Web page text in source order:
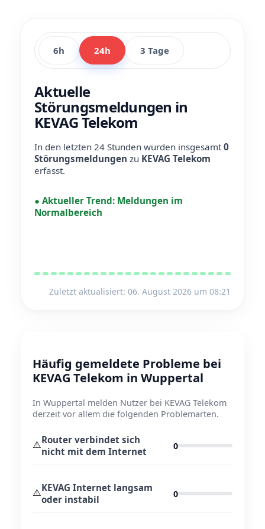
6h 24h 3 Tage
Aktuelle
Störungsmeldungen in
KEVAG Telekom
In den letzten 24 Stunden wurden insgesamt0
Störungsmeldungen zu KEVAG Telekom
erfasst.
● Aktueller Trend: Meldungen im
Normalbereich
Zuletzt aktualisiert: 06. August 2026 um 08:21
Häufig gemeldete Probleme bei
KEVAG Telekom in Wuppertal
In Wuppertal melden Nutzer bei KEVAG Telekom
derzeit vor allem die folgenden Problemarten.
⚠️Router verbindet sich
nicht mit dem Internet
0
⚠️KEVAG Internet langsam
oder instabil
0